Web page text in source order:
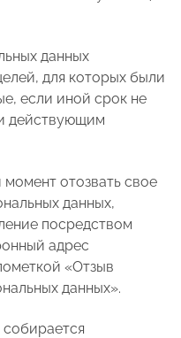
данных
для которых были
если иной срок не
действующим
отозвать свое
данных,
посредством
адрес
«Отзыв
данных».